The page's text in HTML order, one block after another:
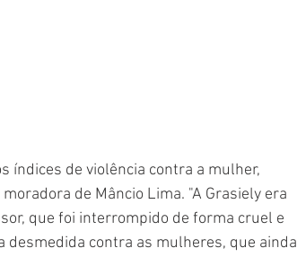
índices de violência contra a mulher,
de Mâncio Lima. "A Grasiely era
que foi interrompido de forma cruel e
desmedida contra as mulheres, que ainda